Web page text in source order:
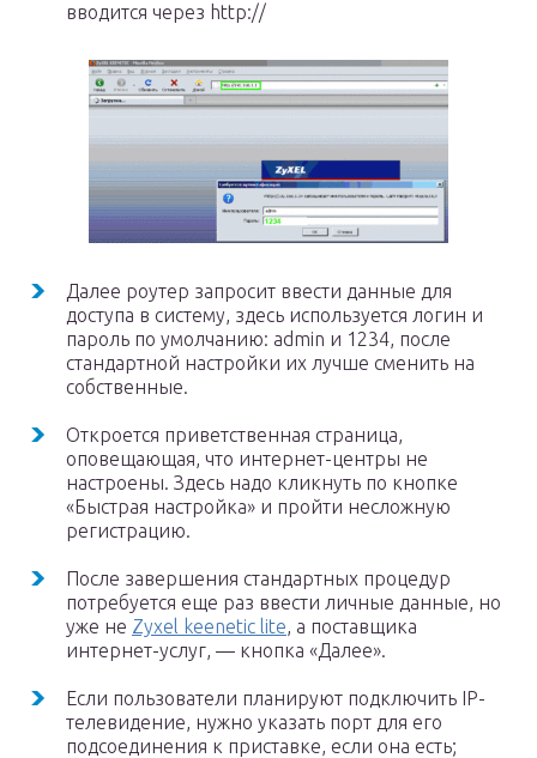
вводится через http://
Далее роутер запросит ввести данные для
доступа в систему, здесь используется логин и
пароль по умолчанию: admin и 1234, после
стандартной настройки их лучше сменить на
собственные.
Откроется приветственная страница,
оповещающая, что интернет-центры не
настроены. Здесь надо кликнуть по кнопке
«Быстрая настройка» и пройти несложную
регистрацию.
После завершения стандартных процедур
потребуется еще раз ввести личные данные, но
уже не Zyxel keenetic lite, а поставщика
интернет-услуг, — кнопка «Далее».
Если пользователи планируют подключить IP-
телевидение, нужно указать порт для его
подсоединения к приставке, если она есть;